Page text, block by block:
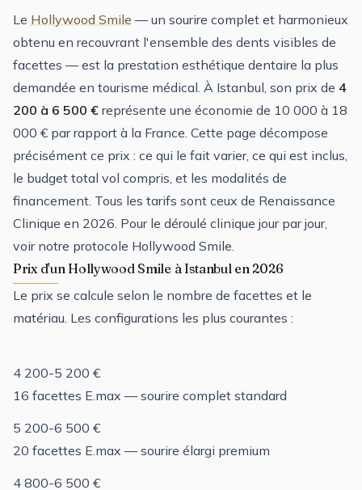
Le Hollywood Smile — un sourire complet et harmonieux
obtenu en recouvrant l'ensemble des dents visibles de
facettes — est la prestation esthétique dentaire la plus
demandée en tourisme médical. À Istanbul, son prix de 4
200 à 6 500 € représente une économie de 10 000 à 18
000 € par rapport à la France. Cette page décompose
précisément ce prix : ce qui le fait varier, ce qui est inclus,
le budget total vol compris, et les modalités de
financement. Tous les tarifs sont ceux de Renaissance
Clinique en 2026. Pour le déroulé clinique jour par jour,
voir notre protocole Hollywood Smile.
Prix d'un Hollywood Smile à Istanbul en 2026
Le prix se calcule selon le nombre de facettes et le
matériau. Les configurations les plus courantes :
4 200-5 200 €
16 facettes E.max — sourire complet standard
5 200-6 500 €
20 facettes E.max — sourire élargi premium
4 800-6 500 €